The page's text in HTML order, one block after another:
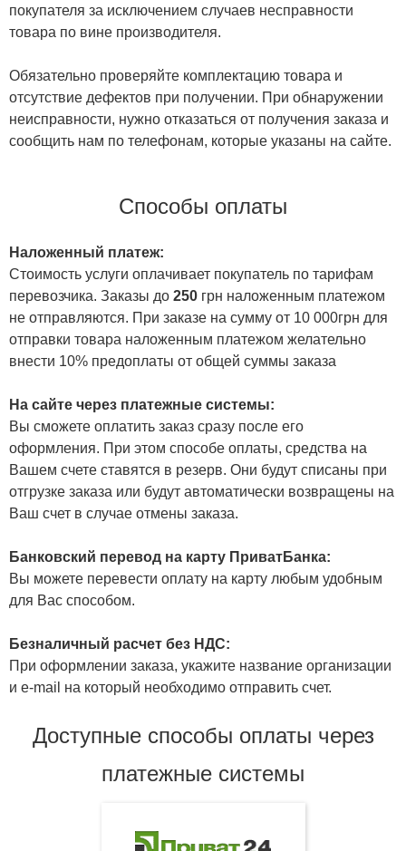
покупателя за исключением случаев несправности
товара по вине производителя.
Обязательно проверяйте комплектацию товара и
отсутствие дефектов при получении. При обнаружении
неисправности, нужно отказаться от получения заказа и
сообщить нам по телефонам, которые указаны на сайте.
Способы оплаты
Наложенный платеж:
Стоимость услуги оплачивает покупатель по тарифам
перевозчика. Заказы до 250 грн наложенным платежом
не отправляются. При заказе на сумму от 10 000грн для
отправки товара наложенным платежом желательно
внести 10% предоплаты от общей суммы заказа
На сайте через платежные системы:
Вы сможете оплатить заказ сразу после его
оформления. При этом способе оплаты, средства на
Вашем счете ставятся в резерв. Они будут списаны при
отгрузке заказа или будут автоматически возвращены на
Ваш счет в случае отмены заказа.
Банковский перевод на карту ПриватБанка:
Вы можете перевести оплату на карту любым удобным
для Вас способом.
Безналичный расчет без НДС:
При оформлении заказа, укажите название организации
и e-mail на который необходимо отправить счет.
Доступные способы оплаты через
платежные системы